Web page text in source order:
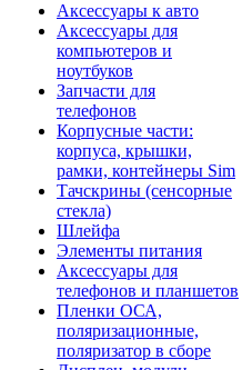
Аксессуары к авто
Аксессуары для
компьютеров и
ноутбуков
Запчасти для
телефонов
Корпусные части:
корпуса, крышки,
рамки, контейнеры Sim
Тачскрины (сенсорные
стекла)
Шлейфа
Элементы питания
Аксессуары для
телефонов и планшетов
Пленки ОСА,
поляризационные,
поляризатор в сборе